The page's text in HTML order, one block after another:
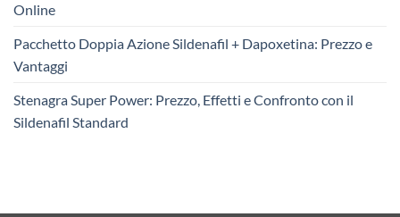
Online
Pacchetto Doppia Azione Sildenafil + Dapoxetina: Prezzo e
Vantaggi
Stenagra Super Power: Prezzo, Effetti e Confronto con il
Sildenafil Standard